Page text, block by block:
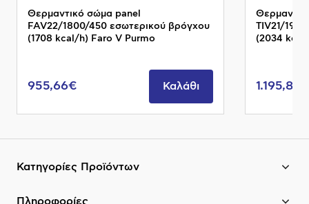
Θερμαντικό σώμα panel
FAV22/1800/450 εσωτερικού βρόγχου
(1708 kcal/h) Faro V Purmo
955,66€ Καλάθι
TIV21/
(2034
1.195,87€
Κατηγορίες Προϊόντων
Πληροφορίες